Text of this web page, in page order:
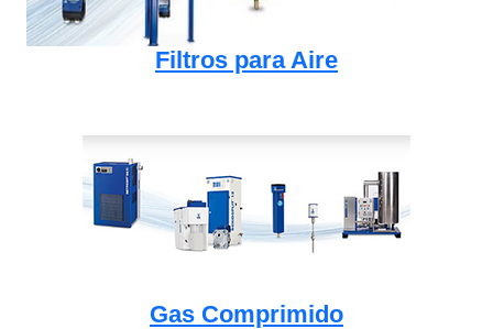
Filtros para Aire
Gas Comprimido